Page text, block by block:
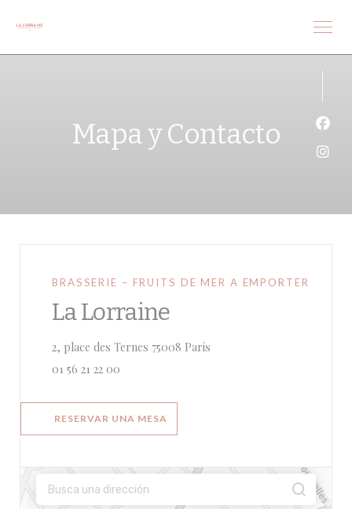
Mapa y Contacto
BRASSERIE – FRUITS DE MER A EMPORTER
La Lorraine
2, place des Ternes 75008 Paris
01 56 21 22 00
RESERVAR UNA MESA